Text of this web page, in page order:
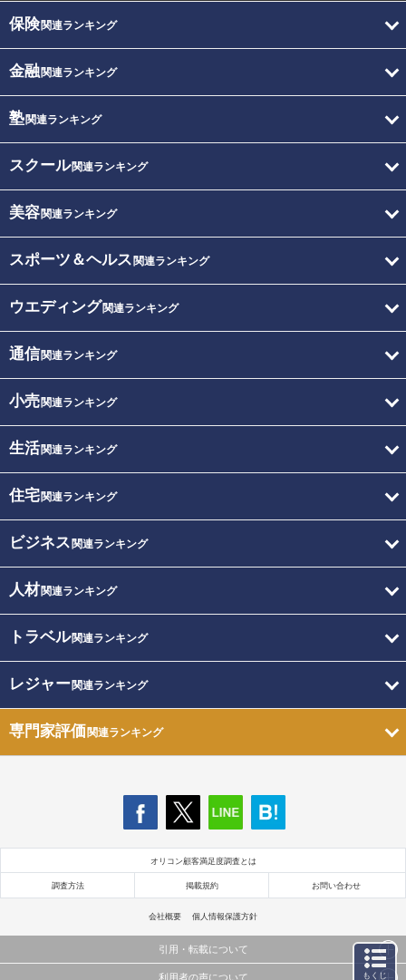
保険関連ランキング
金融関連ランキング
塾関連ランキング
スクール関連ランキング
美容関連ランキング
スポーツ＆ヘルス 関連ランキング
ウエディング関連ランキング
通信関連ランキング
小売関連ランキング
生活関連ランキング
住宅関連ランキング
ビジネス 関連ランキング
人材関連ランキング
トラベル関連ランキング
レジャー関連ランキング
専門家評価関連ランキング
オリコン顧客満足度調査とは
調査方法 掲載規約 お問い合わせ
会社概要 個人情報保護方針
引用・転載について
利用者の声について もくじ